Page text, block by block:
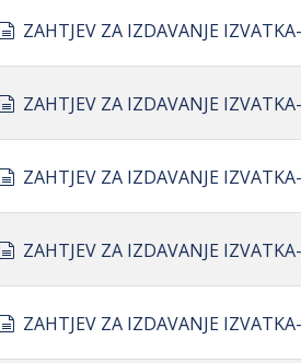
document
ZAHTJEV ZA IZDAVANJE
document
ZAHTJEV ZA IZDAVANJE
document
ZAHTJEV ZA IZDAVANJE
document
ZAHTJEV ZA IZDAVANJE
document
ZAHTJEV ZA IZDAVANJE